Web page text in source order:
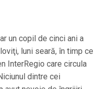
un copil de cinci ani a
luni seară, în timp ce
InterRegio care circula
dintre cei